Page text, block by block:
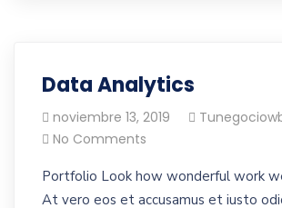
Data Analytics
noviembre 13, 2019
No Comments
Portfolio Look how wonderful work
At vero eos et accusamus et iusto